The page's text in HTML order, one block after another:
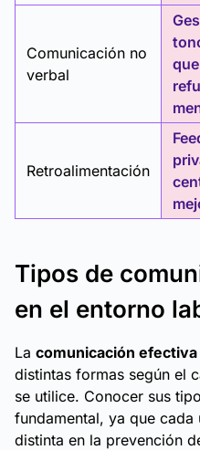
Comunicación no
verbal
que
Retroalimentación
Tipos de
en el entorno
La comunicación
distintas formas según el
se utilice. Conocer sus
fundamental, ya que
distinta en la prevención